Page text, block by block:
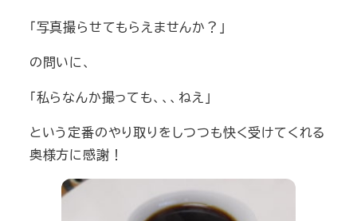
「写真撮らせてもらえませんか？」
の問いに、
「私らなんか撮っても、、、ねえ」
という定番のやり取りをしつつも快く受けてくれる
奥様方に感謝！